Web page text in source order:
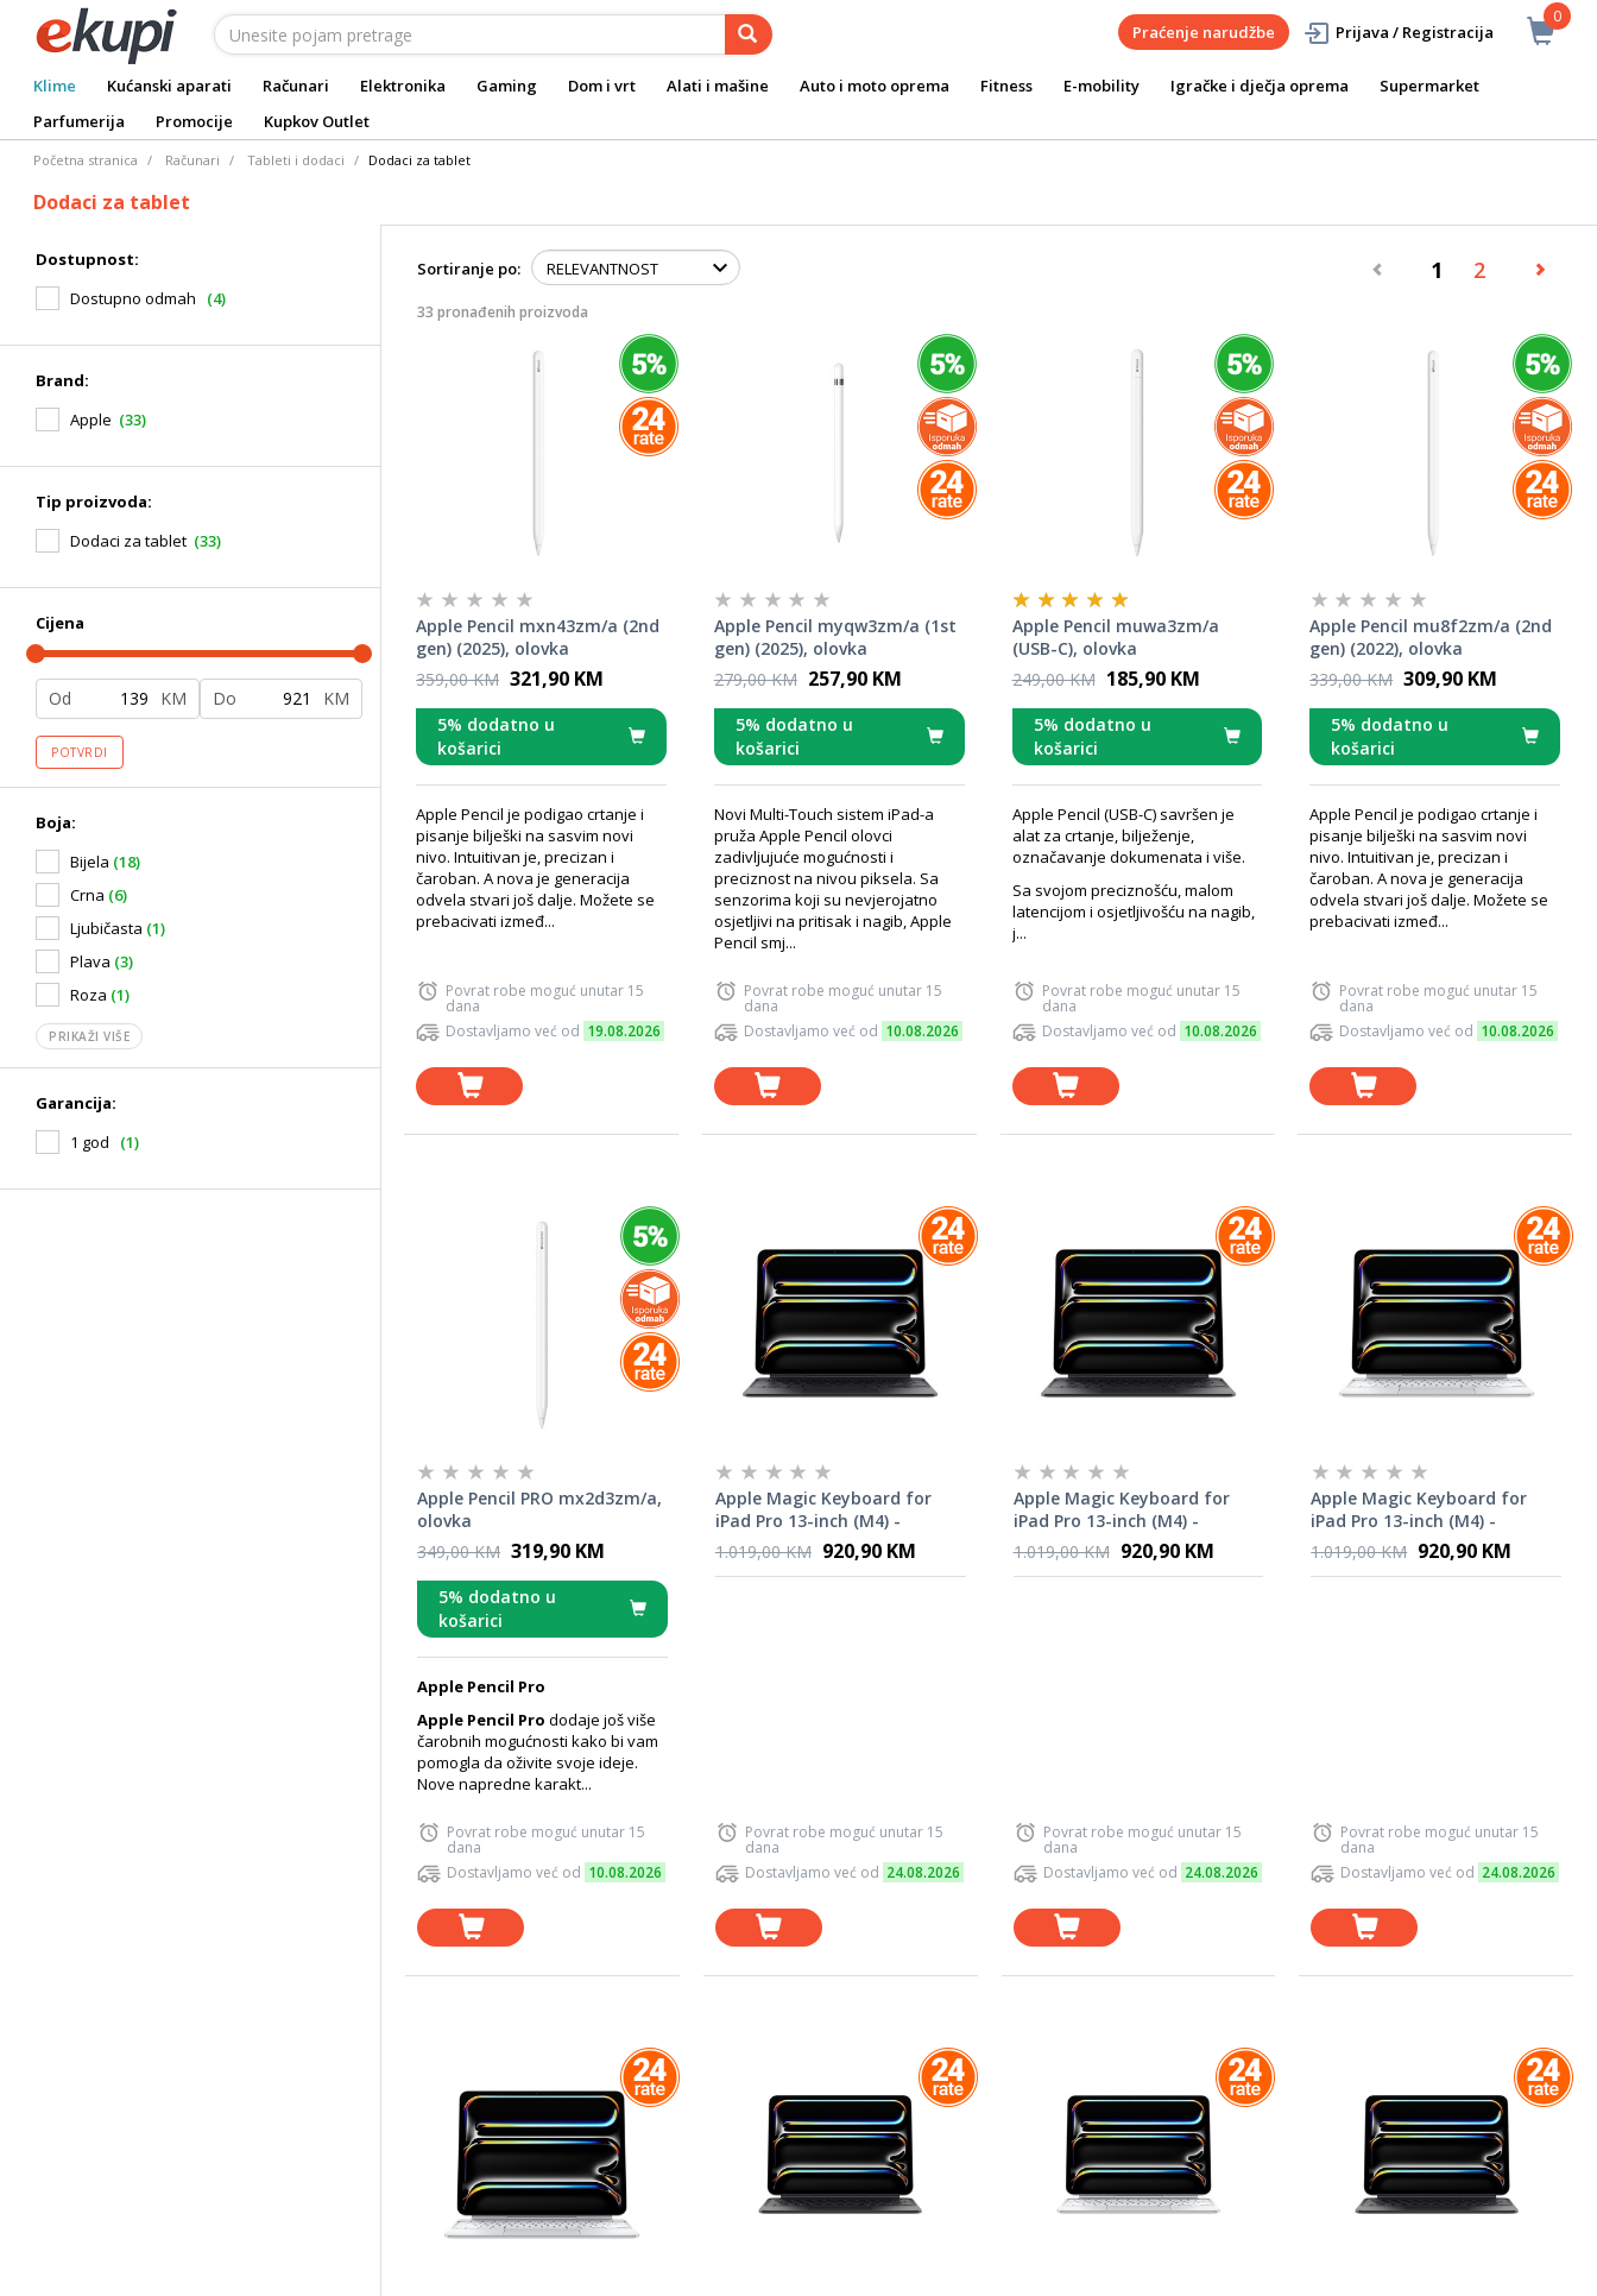
0
Praćenje narudžbe Prijava / Registracija
Klime Kućanski aparati Računari Elektronika Gaming Dom i vrt Alati i mašine Auto i moto oprema Fitness E-mobility Igračke i dječja oprema
Supermarket
Parfumerija
Promocije Kupkov Outlet
Početna stranica Računari Tableti i dodaci Dodaci za tablet
Dodaci za tablet
Dostupnost:
Dostupno odmah
(4)
Brand:
Apple (33)
Tip proizvoda:
Dodaci za tablet (33)
Cijena
Od KM Do KM
POTVRDI
Boja:
Bijela (18)
Crna (6)
Ljubičasta (1)
Plava (3)
Roza (1)
PRIKAŽI VIŠE
Garancija:
1 god
(1)
Sortiranje po: 1 2
33 pronađenih proizvoda
Apple Pencil mxn43zm/a (2nd
gen) (2025), olovka
359,00 KM 321,90 KM
5% dodatno u
košarici
Apple Pencil je podigao crtanje i
pisanje bilješki na sasvim novi
nivo. Intuitivan je, precizan i
čaroban. A nova je generacija
odvela stvari još dalje. Možete se
prebacivati izmeđ...
Povrat robe moguć unutar 15
dana
Dostavljamo već od 19.08.2026
Apple Pencil myqw3zm/a (1st
gen) (2025), olovka
279,00 KM 257,90 KM
5% dodatno u
košarici
Novi Multi-Touch sistem iPad-a
pruža Apple Pencil olovci
zadivljujuće mogućnosti i
preciznost na nivou piksela. Sa
senzorima koji su nevjerojatno
osjetljivi na pritisak i nagib, Apple
Pencil smj...
Povrat robe moguć unutar 15
dana
Dostavljamo već od 10.08.2026
Apple Pencil muwa3zm/a
(USB-C), olovka
249,00 KM 185,90 KM
5% dodatno u
košarici
Apple Pencil (USB-C) savršen je
alat za crtanje, bilježenje,
označavanje dokumenata i više.
Sa svojom preciznošću, malom
latencijom i osjetljivošću na nagib,
j...
Povrat robe moguć unutar 15
dana
Dostavljamo već od 10.08.2026
Apple Pencil mu8f2zm/a (2nd
gen) (2022), olovka
339,00 KM 309,90 KM
5% dodatno u
košarici
Apple Pencil je podigao crtanje i
pisanje bilješki na sasvim novi
nivo. Intuitivan je, precizan i
čaroban. A nova je generacija
odvela stvari još dalje. Možete se
prebacivati izmeđ...
Povrat robe moguć unutar 15
dana
Dostavljamo već od 10.08.2026
Apple Pencil PRO mx2d3zm/a,
olovka
349,00 KM 319,90 KM
5% dodatno u
košarici
Apple Pencil Pro
Apple Pencil Pro dodaje još više
čarobnih mogućnosti kako bi vam
pomogla da oživite svoje ideje.
Nove napredne karakt...
Povrat robe moguć unutar 15
dana
Dostavljamo već od 10.08.2026
Apple Magic Keyboard for
iPad Pro 13-inch (M4) -
International English - Black
1.019,00 KM 920,90 KM
Povrat robe moguć unutar 15
dana
Dostavljamo već od 24.08.2026
Apple Magic Keyboard for
iPad Pro 13-inch (M4) -
Croatian - Black
1.019,00 KM 920,90 KM
Povrat robe moguć unutar 15
dana
Dostavljamo već od 24.08.2026
Apple Magic Keyboard for
iPad Pro 13-inch (M4) -
Croatian - White
1.019,00 KM 920,90 KM
Povrat robe moguć unutar 15
dana
Dostavljamo već od 24.08.2026